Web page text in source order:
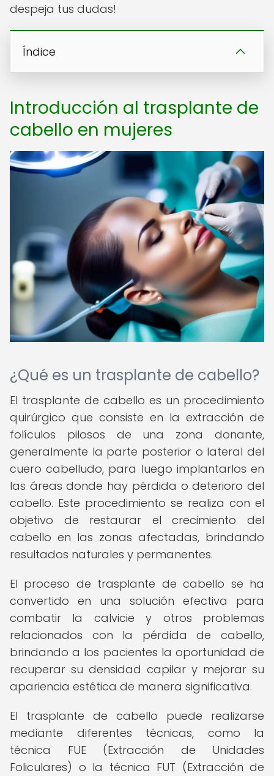
despeja tus dudas!
Índice
Introducción al trasplante de
cabello en mujeres
¿Qué es un trasplante de cabello?
El trasplante de cabello es un procedimiento
quirúrgico que consiste en la extracción de
folículos pilosos de una zona donante,
generalmente la parte posterior o lateral del
cuero cabelludo, para luego implantarlos en
las áreas donde hay pérdida o deterioro del
cabello. Este procedimiento se realiza con el
objetivo de restaurar el crecimiento del
cabello en las zonas afectadas, brindando
resultados naturales y permanentes.
El proceso de trasplante de cabello se ha
convertido en una solución efectiva para
combatir la calvicie y otros problemas
relacionados con la pérdida de cabello,
brindando a los pacientes la oportunidad de
recuperar su densidad capilar y mejorar su
apariencia estética de manera significativa.
El trasplante de cabello puede realizarse
mediante diferentes técnicas, como la
técnica FUE (Extracción de Unidades
Foliculares) o la técnica FUT (Extracción de